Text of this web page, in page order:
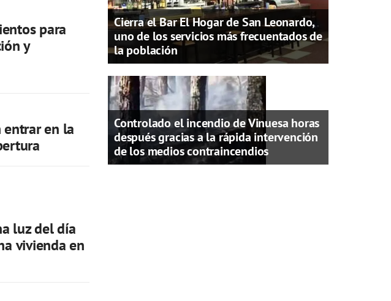
para
y
entrar en la
luz del día
vivienda en
Cierra el Bar El Hogar de San Leonardo,
uno de los servicios más frecuentados de
la población
Controlado el incendio de Vinuesa horas
después gracias a la rápida intervención
de los medios contraincendios